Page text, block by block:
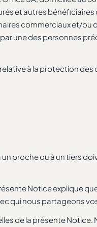
et autres
commerciaux et/
une des personnes
à la protection
proche ou à un tiers
Notice explique
qui nous partageons
de la présente Notice.